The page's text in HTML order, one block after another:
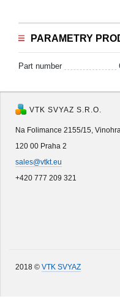
PARAMETRY
Part number
VTK SVYAZ S.R.O.
Na Folimance 2155/15,
120 00 Praha 2
sales@vtkt.eu
+420 777 209 321
2018 © VTK SVYAZ